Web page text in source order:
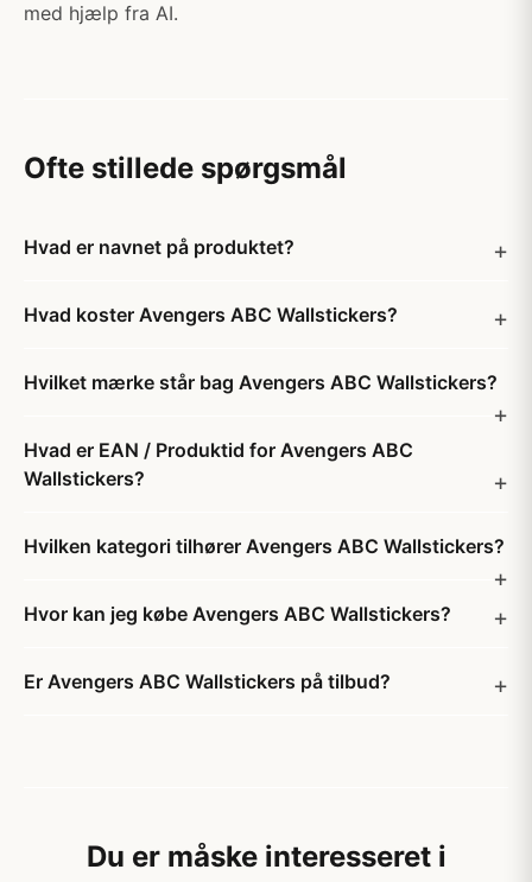
med hjælp fra AI.
Ofte stillede spørgsmål
Hvad er navnet på produktet?
Hvad koster Avengers ABC Wallstickers?
Hvilket mærke står bag Avengers ABC Wallstickers?
Hvad er EAN / Produktid for Avengers ABC
Wallstickers?
Hvilken kategori tilhører Avengers ABC Wallstickers?
Hvor kan jeg købe Avengers ABC Wallstickers?
Er Avengers ABC Wallstickers på tilbud?
Du er måske interesseret i